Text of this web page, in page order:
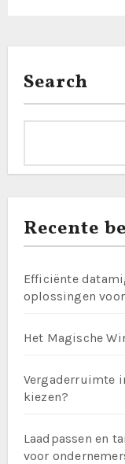
Search
Recente
Efficiënte
oplossingen
Het Magische
Vergaderruimte
kiezen?
Laadpassen en
voor